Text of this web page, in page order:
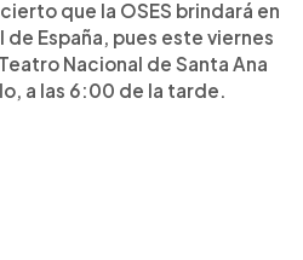
que la OSES brindará en
España, pues este viernes
Nacional de Santa Ana
a las 6:00 de la tarde.